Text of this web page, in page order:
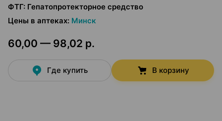
ФТГ: Гепатопротекторное средство
Цены в аптеках: Минск
60,00 — 98,02 р.
Где купить В корзину